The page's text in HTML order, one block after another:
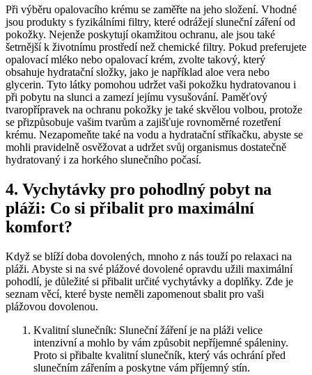
Při výběru opalovacího krému se zaměřte ⁤na jeho složení. Vhodné
jsou⁤ produkty s fyzikálními filtry, ⁢které ⁤odrážejí⁣ sluneční záření od
pokožky. Nejenže poskytují ⁢okamžitou ochranu, ale jsou také
šetrnější k životnímu prostředí než chemické filtry. Pokud preferujete
opalovací mléko nebo opalovací krém, zvolte takový, který
obsahuje hydratační složky, jako je například⁢ aloe vera nebo
glycerin. Tyto látky pomohou udržet vaši pokožku hydratovanou ⁤i
při pobytu na‍ slunci a zamezí jejímu vysušování. Paměťový
tvaropřípravek na ochranu pokožky je také skvělou volbou, protože
⁤se přizpůsobuje vašim tvarům a zajišťuje rovnoměrné rozetření
krému.⁢ Nezapomeňte také ⁢na vodu a hydratační stříkačku, abyste se
mohli pravidelně osvěžovat a udržet svůj organismus dostatečně‍
hydratovaný i za horkého slunečního počasí.
4. Vychytávky pro⁤ pohodlný ‍pobyt na
pláži: ⁤Co si přibalit pro maximální​
komfort?
Když se‍ blíží⁢ doba ⁢dovolených, mnoho z⁤ nás touží po relaxaci na​
pláži. Abyste si‌ na své ‌plážové⁤ dovolené opravdu užili maximální
pohodlí, je ‌důležité⁢ si přibalit určité vychytávky ⁤a doplňky. ⁣Zde je
seznam⁣ věcí, které ​byste neměli zapomenout sbalit⁤ pro vaši
plážovou dovolenou.
Kvalitní slunečník: Sluneční žáření je ‌na pláži velice
intenzivní ⁢a mohlo by vám ⁣způsobit nepříjemné spáleniny.
Proto si přibalte kvalitní slunečník, který vás ochrání před​
slunečním zářením a poskytne vám příjemný stín.